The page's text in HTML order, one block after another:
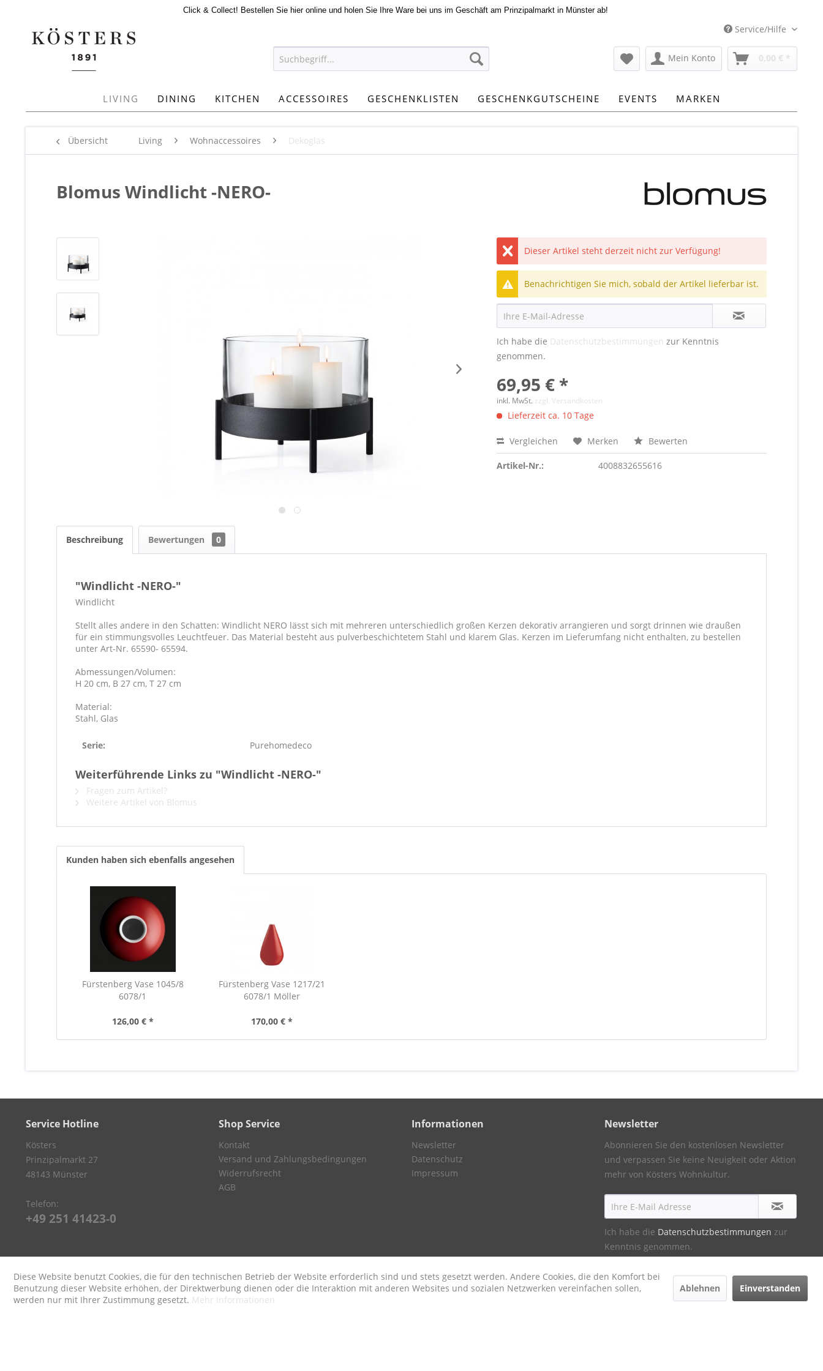
Click & Collect! Bestellen Sie hier online und holen Sie Ihre Ware bei uns im Geschäft am Prinzipalmarkt in Münster ab!
Service/Hilfe
Mein Konto 0,00 € *
LIVING DINING KITCHEN ACCESSOIRES GESCHENKLISTEN GESCHENKGUTSCHEINE EVENTS MARKEN
Übersicht Living Wohnaccessoires Dekoglas
Blomus Windlicht -NERO-
Dieser Artikel steht derzeit nicht zur Verfügung!
Benachrichtigen Sie mich, sobald der Artikel lieferbar ist.
Ich habe die Datenschutzbestimmungen zur Kenntnis
genommen.
69,95 € *
inkl. MwSt. zzgl. Versandkosten
Lieferzeit ca. 10 Tage
Vergleichen Merken Bewerten
Artikel-Nr.: 4008832655616
Beschreibung Bewertungen 0
"Windlicht -NERO-"
Windlicht
Stellt alles andere in den Schatten: Windlicht NERO lässt sich mit mehreren unterschiedlich großen Kerzen dekorativ arrangieren und sorgt drinnen wie draußen
für ein stimmungsvolles Leuchtfeuer. Das Material besteht aus pulverbeschichtetem Stahl und klarem Glas. Kerzen im Lieferumfang nicht enthalten, zu bestellen
unter Art-Nr. 65590- 65594.
Abmessungen/Volumen:
H 20 cm, B 27 cm, T 27 cm
Material:
Stahl, Glas
Serie: Purehomedeco
Weiterführende Links zu "Windlicht -NERO-"
Fragen zum Artikel?
Weitere Artikel von Blomus
Kunden haben sich ebenfalls angesehen
Fürstenberg Vase 1045/8
6078/1
126,00 € *
Fürstenberg Vase 1217/21
6078/1 Möller
170,00 € *
Service Hotline
Kösters
Prinzipalmarkt 27
48143 Münster
Telefon:
+49 251 41423-0
Shop Service
Kontakt
Versand und Zahlungsbedingungen
Widerrufsrecht
AGB
Informationen
Newsletter
Datenschutz
Impressum
Newsletter
Abonnieren Sie den kostenlosen Newsletter
und verpassen Sie keine Neuigkeit oder Aktion
mehr von Kösters Wohnkultur.
Ich habe die Datenschutzbestimmungen zur
Kenntnis genommen.
Diese Website benutzt Cookies, die für den technischen Betrieb der Website erforderlich sind und stets gesetzt werden. Andere Cookies, die den Komfort bei
Benutzung dieser Website erhöhen, der Direktwerbung dienen oder die Interaktion mit anderen Websites und sozialen Netzwerken vereinfachen sollen,
werden nur mit Ihrer Zustimmung gesetzt. Mehr Informationen
Ablehnen Einverstanden